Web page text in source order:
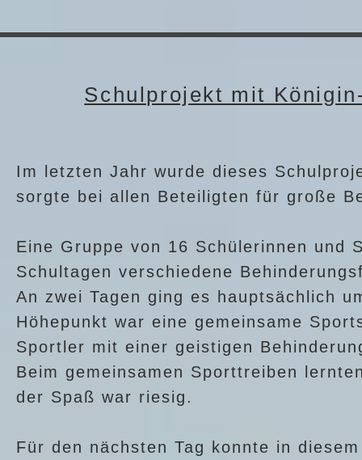
Schulprojekt mit
Im letzten Jahr wurde dieses
sorgte bei allen Beteiligten für große
Eine Gruppe von 16 Schülerinnen und
Schultagen verschiedene
An zwei Tagen ging es hauptsächlich
Höhepunkt war eine gemeinsame
Sportler mit einer geistigen
Beim gemeinsamen Sporttreiben
der Spaß war riesig.
Für den nächsten Tag konnte in